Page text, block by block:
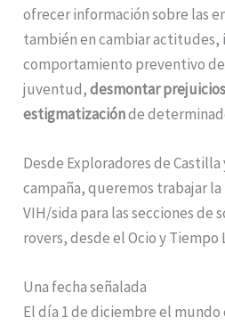
ofrecer información sobre las
también en cambiar actitudes,
comportamiento preventivo
juventud,desmontar prejuicios
estigmatizaciónde
Desde Exploradores de Castilla
campaña, queremos trabajar
VIH/sida para las secciones de
rovers, desde el Ocio y Tiempo
Una fecha señalada
El día 1 de diciembre el mundo